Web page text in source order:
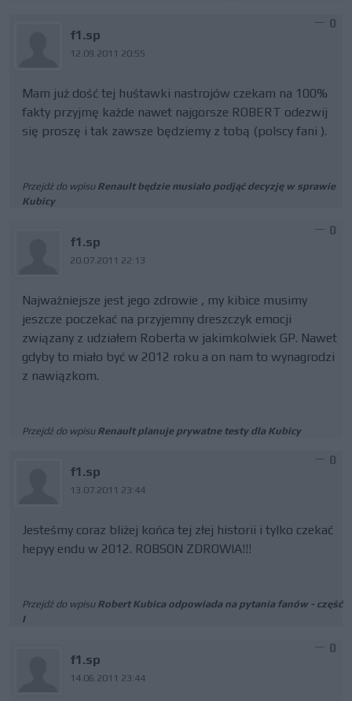
f1.sp
12.09.2011 20:55
0
Mam już dość tej huśtawki nastrojów czekam na 100%
fakty przyjmę każde nawet najgorsze ROBERT odezwij
się proszę i tak zawsze będziemy z tobą (polscy fani ).
Przejdź do wpisu Renault będzie musiało podjąć decyzję w sprawie
Kubicy
f1.sp
20.07.2011 22:13
0
Najważniejsze jest jego zdrowie , my kibice musimy
jeszcze poczekać na przyjemny dreszczyk emocji
związany z udziałem Roberta w jakimkolwiek GP. Nawet
gdyby to miało być w 2012 roku a on nam to wynagrodzi
z nawiązkom.
Przejdź do wpisu Renault planuje prywatne testy dla Kubicy
f1.sp
13.07.2011 23:44
0
Jesteśmy coraz bliżej końca tej złej historii i tylko czekać
hepyy endu w 2012. ROBSON ZDROWIA!!!
Przejdź do wpisu Robert Kubica odpowiada na pytania fanów - część
I
f1.sp
14.06.2011 23:44
0